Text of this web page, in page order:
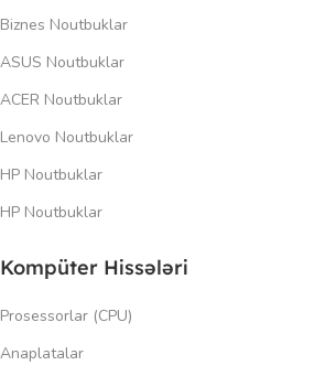
Biznes Noutbuklar
ASUS Noutbuklar
ACER Noutbuklar
Lenovo Noutbuklar
HP Noutbuklar
HP Noutbuklar
Kompüter Hissələri
Prosessorlar (CPU)
Anaplatalar